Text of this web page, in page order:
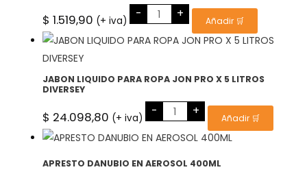
$ 1.519,90 (+ iva) - PAÑO
MICROFIBRA
30X30
(AZUL,
BCO,
+ Añadir 🛒
JABON LIQUIDO PARA ROPA JON PRO X 5 LITROS
DIVERSEY
$ 24.098,80 (+ iva) - JABON
LIQUIDO
PARA
ROPA
JON
X
+ Añadir 🛒
APRESTO DANUBIO EN AEROSOL 400ML